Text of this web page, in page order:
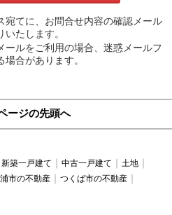
てに、お問合せ内容の確認メール
いたします。
ルをご利用の場合、迷惑メールフ
場合があります。
ージの先頭へ
新築一戸建て 中古一戸建て
土地
市の不動産
つくば市の不動産